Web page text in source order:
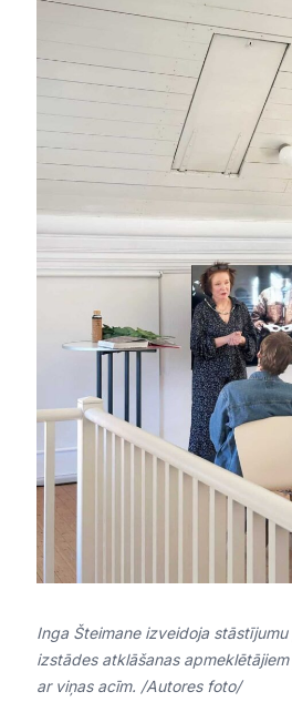
Inga Šteimane izveidoja
izstādes atklāšanas
ar viņas acīm. /Autores foto/